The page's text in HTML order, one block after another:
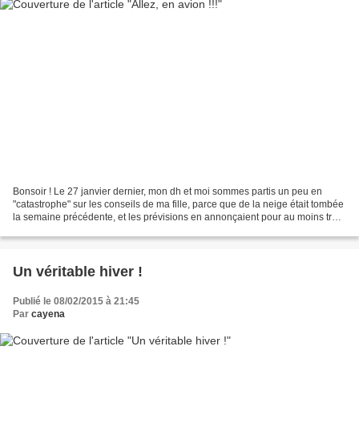
Bonsoir ! Le 27 janvier dernier, mon dh et moi sommes partis un peu en
"catastrophe" sur les conseils de ma fille, parce que de la neige était tombée
la semaine précédente, et les prévisions en annonçaient pour au moins trois
Un véritable hiver !
Publié le 08/02/2015 à 21:45
Par cayena